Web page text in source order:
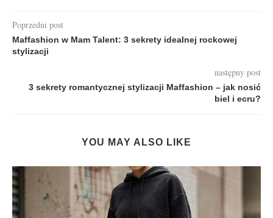
Poprzedni post
Maffashion w Mam Talent: 3 sekrety idealnej rockowej
stylizacji
następny post
3 sekrety romantycznej stylizacji Maffashion – jak nosić
biel i ecru?
YOU MAY ALSO LIKE